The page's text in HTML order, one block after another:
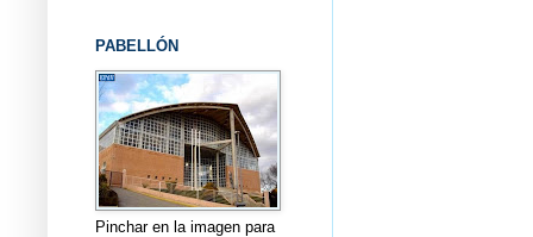
PABELLÓN
Pinchar en la imagen para